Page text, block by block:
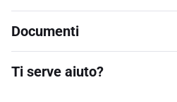
Documenti
Ti serve aiuto?